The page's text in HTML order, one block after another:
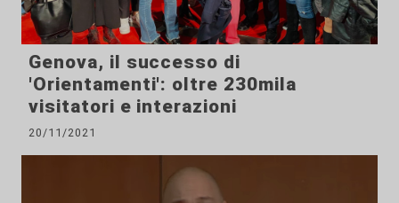
Genova, il successo di
'Orientamenti': oltre 230mila
visitatori e interazioni
20/11/2021